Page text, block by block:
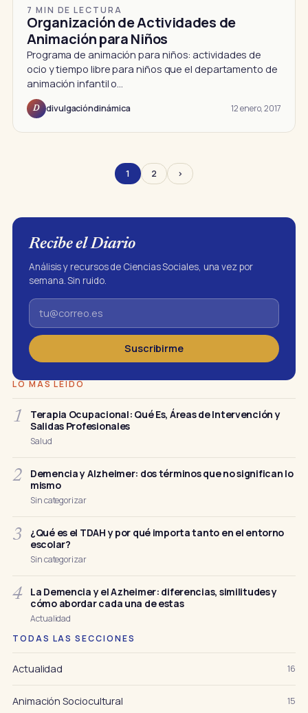
7 MIN DE LECTURA
Organización de Actividades de
Animación para Niños
Programa de animación para niños: actividades de
ocio y tiempo libre para niños que el departamento de
animación infantil o…
D divulgacióndinámica 12 enero, 2017
1 2 ›
Recibe el Diario
Análisis y recursos de Ciencias Sociales, una vez por
semana. Sin ruido.
Suscribirme
LO MÁS LEÍDO
1
Terapia Ocupacional: Qué Es, Áreas de Intervención y
Salidas Profesionales
Salud
2
Demencia y Alzheimer: dos términos que no significan lo
mismo
Sin categorizar
3
¿Qué es el TDAH y por qué importa tanto en el entorno
escolar?
Sin categorizar
4
La Demencia y el Azheimer: diferencias, similitudes y
cómo abordar cada una de estas
Actualidad
TODAS LAS SECCIONES
Actualidad 16
Animación Sociocultural 15